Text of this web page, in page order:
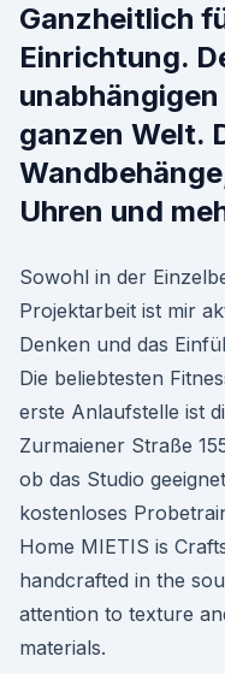
Ganzheitlich
Einrichtung.
ganzen Welt.
Uhren und
Sowohl in der
Projektarbeit ist mir
Denken und das
Die beliebtesten
erste Anlaufstelle ist
Zurmaiener Straße
ob das Studio
kostenloses
Home MIETIS is
handcrafted in the
attention to texture
materials.